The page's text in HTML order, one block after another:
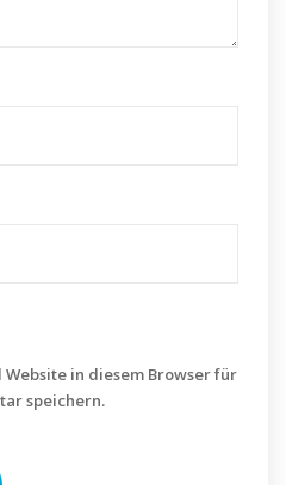
Website in diesem Browser für
speichern.